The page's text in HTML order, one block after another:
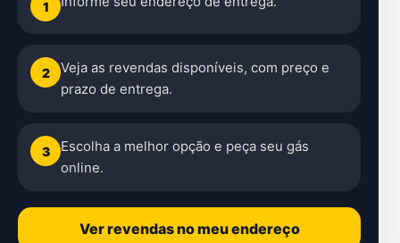
1
2
Veja as revendas disponíveis, com preço e
prazo de entrega.
3
Escolha a melhor opção e peça seu gás
online.
Ver revendas no meu endereço